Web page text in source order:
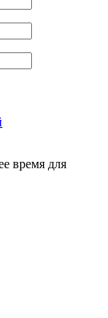
время для